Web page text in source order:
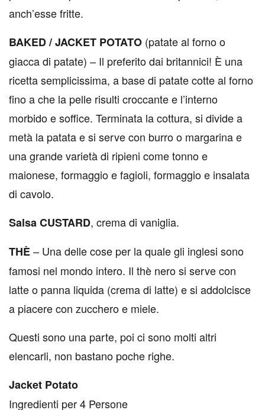
anch’esse fritte.
BAKED / JACKET POTATO (patate al forno o
giacca di patate) – Il preferito dai britannici! È una
ricetta semplicissima, a base di patate cotte al forno
fino a che la pelle risulti croccante e l’interno
morbido e soffice. Terminata la cottura, si divide a
metà la patata e si serve con burro o margarina e
una grande varietà di ripieni come tonno e
maionese, formaggio e fagioli, formaggio e insalata
di cavolo.
Salsa CUSTARD, crema di vaniglia.
THÈ– Una delle cose per la quale gli inglesi sono
famosi nel mondo intero. Il thè nero si serve con
latte o panna liquida (crema di latte) e si addolcisce
a piacere con zucchero e miele.
Questi sono una parte, poi ci sono molti altri
elencarli, non bastano poche righe.
Jacket Potato
Ingredienti per 4 Persone